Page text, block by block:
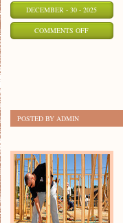
DECEMBER - 30 - 2025
COMMENTS OFFON
POSTED BY ADMIN